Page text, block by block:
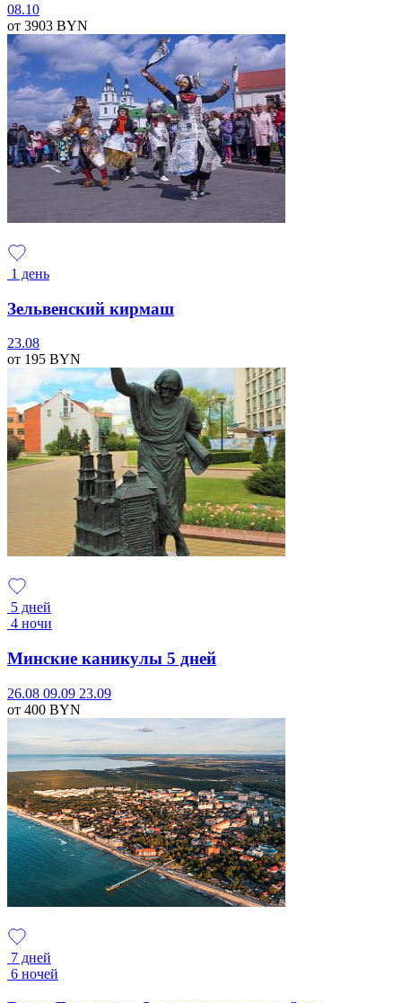
08.10
от 3903 BYN
1 день
Зельвенский кирмаш
23.08
от 195 BYN
5 дней
4 ночи
Минские каникулы 5 дней
26.08 09.09 23.09
от 400 BYN
7 дней
6 ночей